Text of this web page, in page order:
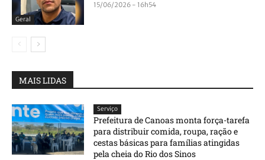
Geral
15/06/2026 - 16h54
MAIS LIDAS
Serviço
Prefeitura de Canoas monta força-tarefa
para distribuir comida, roupa, ração e
cestas básicas para famílias atingidas
pela cheia do Rio dos Sinos